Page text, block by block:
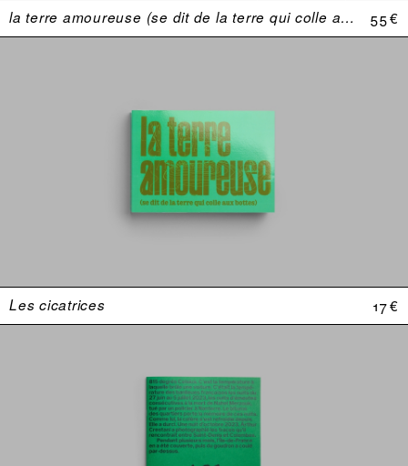
la terre amoureuse (se dit de la terre qui colle aux bottes) 55 €
Les cicatrices 17 €